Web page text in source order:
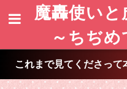
魔轟使い
～ちぢ
これまで見てくださって